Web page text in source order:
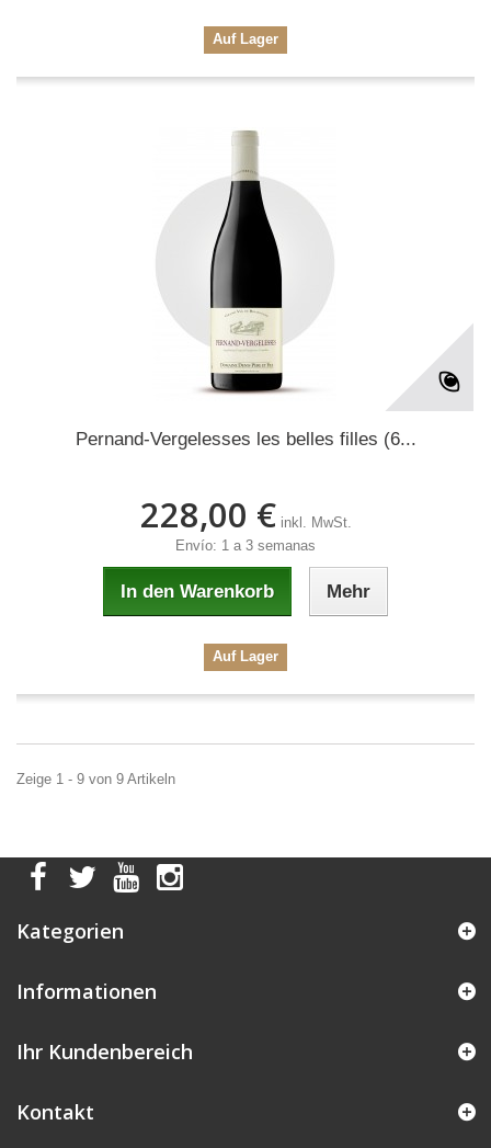
Auf Lager
Pernand-Vergelesses les belles filles (6...
228,00 € inkl. MwSt.
Envío: 1 a 3 semanas
In den Warenkorb Mehr
Auf Lager
Zeige 1 - 9 von 9 Artikeln
Kategorien
Informationen
Ihr Kundenbereich
Kontakt